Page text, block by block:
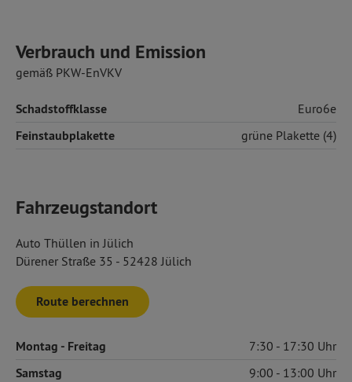
Verbrauch und Emission
gemäß PKW-EnVKV
Schadstoffklasse Euro6e
Feinstaubplakette grüne Plakette (4)
Fahrzeugstandort
Auto Thüllen in Jülich
Dürener Straße 35 - 52428 Jülich
Route berechnen
Montag - Freitag 7:30 17:30
Samstag 9:00 13:00